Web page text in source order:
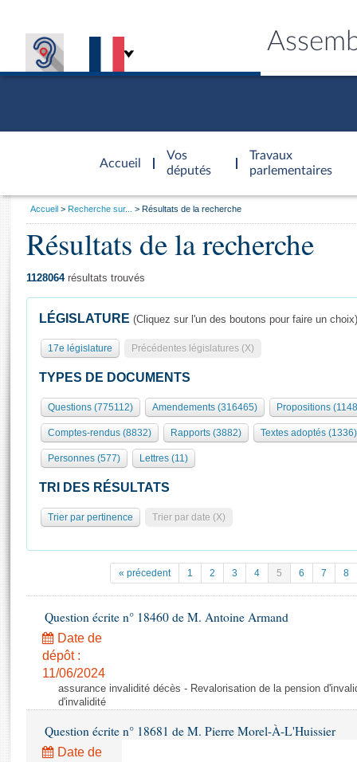
Accueil
d'accueil
Vos
députés
Travaux
parlementaires
Présidence
577 députés
Groupes politiques
Élections législatives
Séance publique
Commissions et autres organes
Europe et International
Contrôle et évaluation
Congrès
Pétitions
Documents parlementaires
Propositions de loi
Amendements
Textes adoptés
Rapports d'information
Rapports législatifs
Rapports sur l'application des lois
Général
Rôle et pouvoirs de l'Assemblée
Organisation de l'Assemblée
Présidence Conférence des Présidents Bureau Collège des
Statistiques et chiffres clés
Transparence et déontologie
Histoire
Juniors
Anciennes législatures
Liens vers les sites publics
Visiter l'Assemblée
Visite virtuelle du palais Bourbon
Assister à une séance
Accès des chercheurs à l’Assemblée
Les évènements
Les archives
Photos libres de droit
Vous
Accueil Recherche sur... Résultats de la recherche
Résultats de la recherche
1128064résultats trouvés
LÉGISLATURE (Cliquez sur l'un des boutons pour faire un choix)
17e législature Précédentes législatures (X)
TYPES DE DOCUMENTS
Questions (775112) Amendements (316465) Propositions
Comptes-rendus (8832) Rapports (3882) Textes adoptés (1336)
Personnes (577) Lettres (11)
TRI DES RÉSULTATS
Trier par pertinence Trier par date (X)
« précedent 1 2 3 4 5 6 7 8
Question écrite n° 18460 de M. Antoine Armand
Date de
dépôt :
11/06/2024
assurance invalidité décès - Revalorisation de la pension
d'invalidité
Question écrite n° 18681 de M. Pierre Morel-À-L'Huissier
Date de